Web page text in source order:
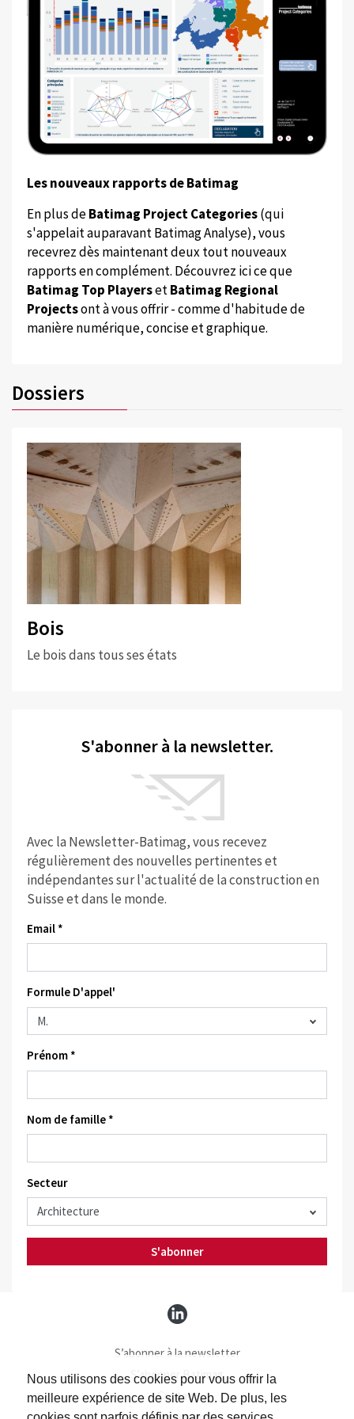
Nous utilisons des cookies pour vous offrir la
meilleure expérience de site Web. De plus, les
Les nouveaux rapports de Batimag
En plus deBatimag Project Categories(qui
s'appelait auparavant Batimag Analyse), vous
recevrez dès maintenant deux tout nouveaux
rapports en complément. Découvrez ici ce que
Batimag Top PlayersetBatimag Regional
Projectsont à vous offrir - comme d'habitude de
manière numérique, concise et graphique.
Dossiers
Bois
Le bois dans tous ses états
S'abonner à la newsletter.
Avec la Newsletter-Batimag, vous recevez
régulièrement des nouvelles pertinentes et
indépendantes sur l'actualité de la construction en
Suisse et dans le monde.
Email *
Formule D'appel'
Prénom *
Nom de famille *
Secteur
S'abonner
S’abonner à la newsletter
S’abonner Batimag
Contact